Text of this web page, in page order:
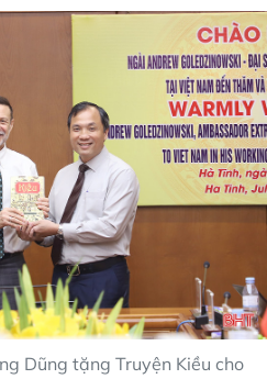
Dũng tặng Truyện Kiều cho